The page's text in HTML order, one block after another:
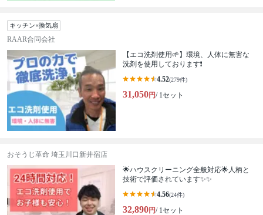
キッチン×換気扇
RAAR合同会社
【エコ洗剤使用🌱】環境、人体に無害な
洗剤を使用しております❗️
4.52(279件)
31,050円/ 1セット
おそうじ革命 埼玉川口新井宿店
🌟ハウスクリーニング全般対応🌟人柄と
技術で評価されています✨✨
4.56(24件)
32,890円/ 1セット